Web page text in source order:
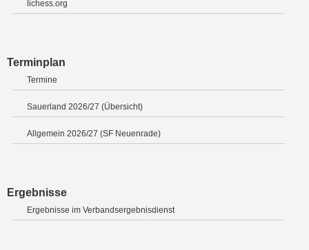
lichess.org
Terminplan
Termine
Sauerland 2026/27 (Übersicht)
Allgemein 2026/27 (SF Neuenrade)
Ergebnisse
Ergebnisse im Verbandsergebnisdienst